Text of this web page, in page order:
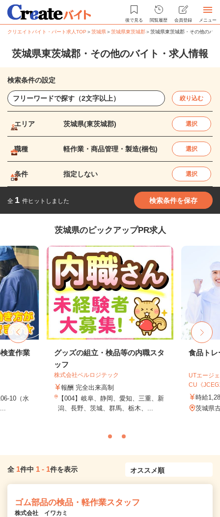
後で見る 閲覧履歴 会員登録 メニュー
クリエイトバイト・パート求人TOP ＞茨城県＞茨城県東茨城郡＞茨城県東茨城郡・その他のバ
茨城県東茨城郡・その他のバイト・求人情報
検索条件の設定
絞り込む
エリア 茨城県(東茨城郡) 選択
職種 軽作業・商品管理・製造(梱包) 選択
条件 指定しない 選択
全 1 件ヒットしました 検索条件を保存
茨城県のピックアップPR求人
査作業
（水
グッズの組立・検品等の内職スタ
ッフ
株式会社ベルロジテック
報酬 完全出来高制
【004】岐阜、静岡、愛知、三重、新
潟、長野、茨城、群馬、栃木、...
食品トレ
UTエージ
CU《
時給
茨城県
全 1件中 1 - 1件を表示
ゴム部品の検品・軽作業スタッフ
株式会社 イワカミ